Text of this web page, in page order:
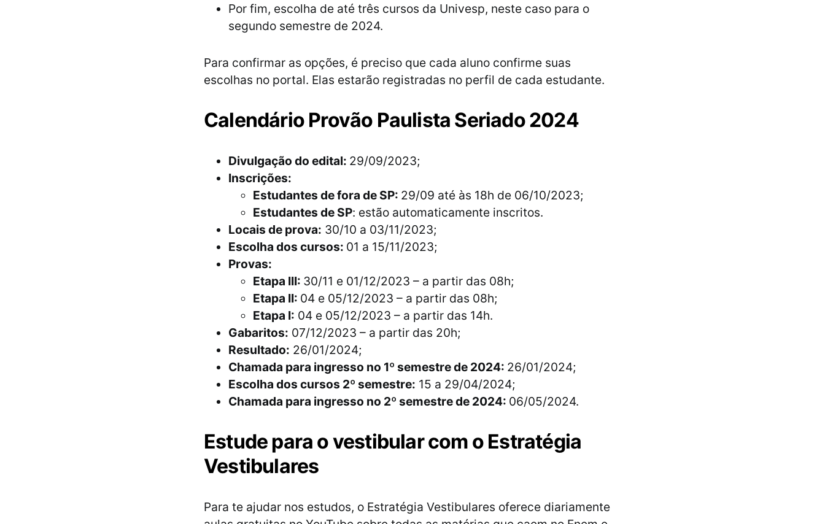
Por fim, escolha de até três cursos da Univesp, neste caso para o
segundo semestre de 2024.
Para confirmar as opções, é preciso que cada aluno confirme suas
escolhas no portal. Elas estarão registradas no perfil de cada estudante.
Calendário Provão Paulista Seriado 2024
Divulgação do edital: 29/09/2023;
Inscrições:
Estudantes de fora de SP: 29/09 até às 18h de 06/10/2023;
Estudantes de SP: estão automaticamente inscritos.
Locais de prova: 30/10 a 03/11/2023;
Escolha dos cursos: 01 a 15/11/2023;
Provas:
Etapa III: 30/11 e 01/12/2023 – a partir das 08h;
Etapa II: 04 e 05/12/2023 – a partir das 08h;
Etapa I: 04 e 05/12/2023 – a partir das 14h.
Gabaritos: 07/12/2023 – a partir das 20h;
Resultado: 26/01/2024;
Chamada para ingresso no 1º semestre de 2024: 26/01/2024;
Escolha dos cursos 2º semestre: 15 a 29/04/2024;
Chamada para ingresso no 2º semestre de 2024: 06/05/2024.
Estude para o vestibular com o Estratégia
Vestibulares
Para te ajudar nos estudos, o Estratégia Vestibulares oferece diariamente